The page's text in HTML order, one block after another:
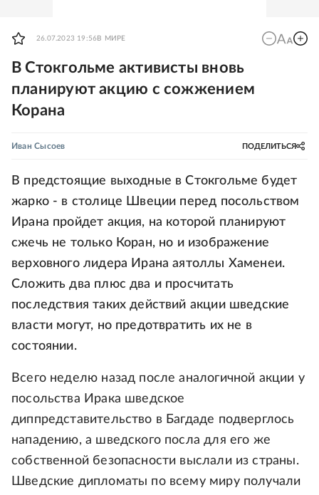
26.07.2023 19:56 В МИРЕ
В Стокгольме активисты вновь
планируют акцию с сожжением
Корана
Иван Сысоев ПОДЕЛИТЬСЯ
В предстоящие выходные в Стокгольме будет
жарко - в столице Швеции перед посольством
Ирана пройдет акция, на которой планируют
сжечь не только Коран, но и изображение
верховного лидера Ирана аятоллы Хаменеи.
Сложить два плюс два и просчитать
последствия таких действий акции шведские
власти могут, но предотвратить их не в
состоянии.
Всего неделю назад после аналогичной акции у
посольства Ирака шведское
диппредставительство в Багдаде подверглось
нападению, а шведского посла для его же
собственной безопасности выслали из страны.
Шведские дипломаты по всему миру получали